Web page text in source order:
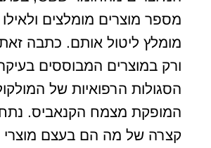
מספר מוצרים מומלצים
מומלץ ליטול אותם. כתבה
ורק במוצרים המבוססים
המופקת מצמח הקנאביס.
קצרה של מה הם בעצם מוצרי CBD.